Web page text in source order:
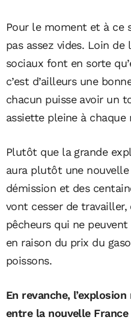
Pour le moment et à ce
pas assez vides. Loin de
sociaux font en sorte
c’est d’ailleurs une
chacun puisse avoir un
assiette pleine à chaque
Plutôt que la grande
aura plutôt une
démission et des
vont cesser de
pêcheurs qui ne
en raison du prix du
poissons.
En revanche,
entre la nouvelle France